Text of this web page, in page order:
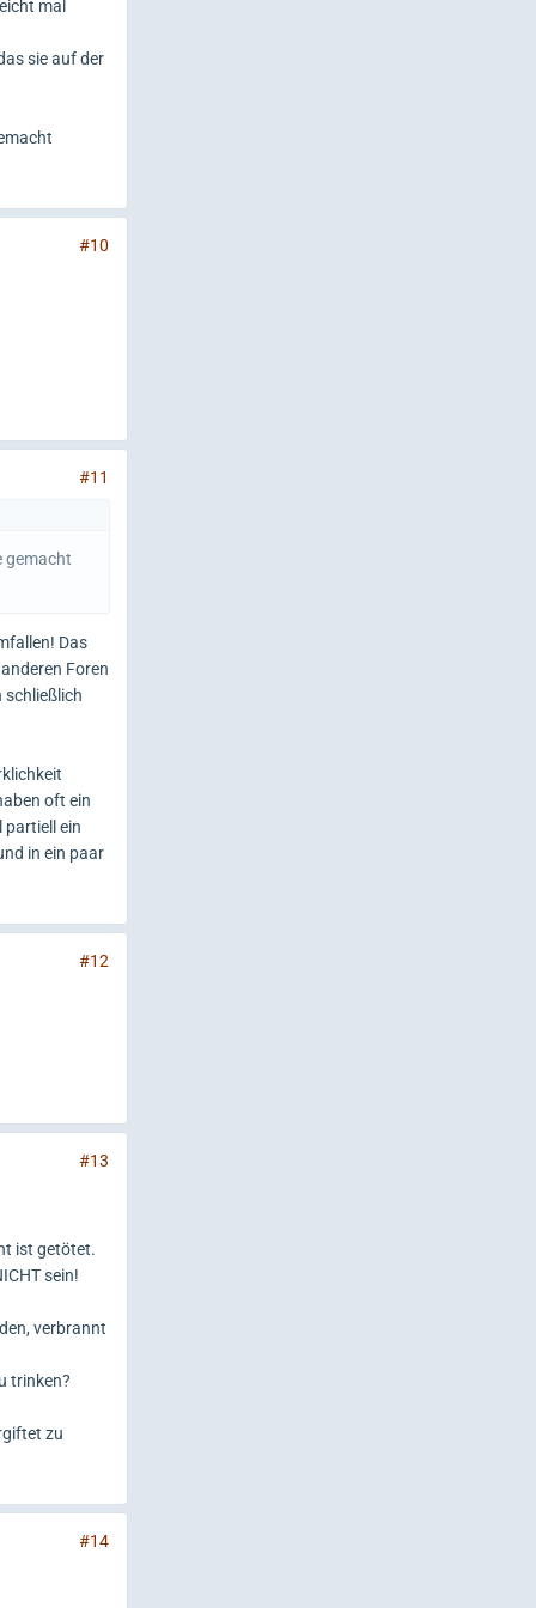
mal
sie auf der
#10
#11
gemacht
Das
Foren
schließlich
oft ein
partiell ein
in ein paar
#12
#13
ist getötet.
sein!
verbrannt
trinken?
zu
#14